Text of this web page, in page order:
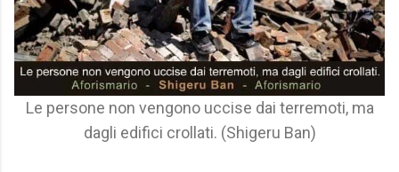
Le persone non vengono uccise dai terremoti, ma
dagli edifici crollati. (Shigeru Ban)